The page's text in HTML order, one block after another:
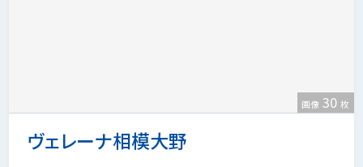
ヴェレーナ相模大野
画像 30 枚